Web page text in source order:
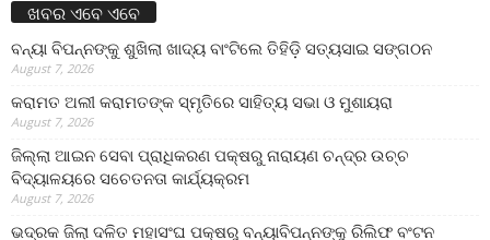
ଖବର ଏବେ ଏବେ
ବନ୍ୟା ବିପନ୍ନଙ୍କୁ ଶୁଖିଲା ଖାଦ୍ୟ ବାଂଟିଲେ ତିହିଡି଼ ସତ୍ୟସାଇ ସଙ୍ଗଠନ
August 7, 2026
କରାମତ ଅଲୀ କରାମତଙ୍କ ସ୍ମୃତିରେ ସାହିତ୍ୟ ସଭା ଓ ମୁଶାୟରା
August 7, 2026
ଜିଲ୍ଲା ଆଇନ ସେବା ପ୍ରାଧିକରଣ ପକ୍ଷରୁ ନାରାୟଣ ଚନ୍ଦ୍ର ଉଚ୍ଚ
ବିଦ୍ୟାଳୟରେ ସଚେତନତା କାର୍ଯ୍ୟକ୍ରମ
August 7, 2026
ଭଦ୍ରକ ଜିଲା ଦଳିତ ମହାସଂଘ ପକ୍ଷରୁ ବନ୍ୟାବିପନ୍ନଙ୍କୁ ରିଲିଫ ବଂଟନ